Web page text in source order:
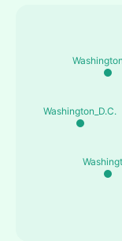
Washington_D.C.